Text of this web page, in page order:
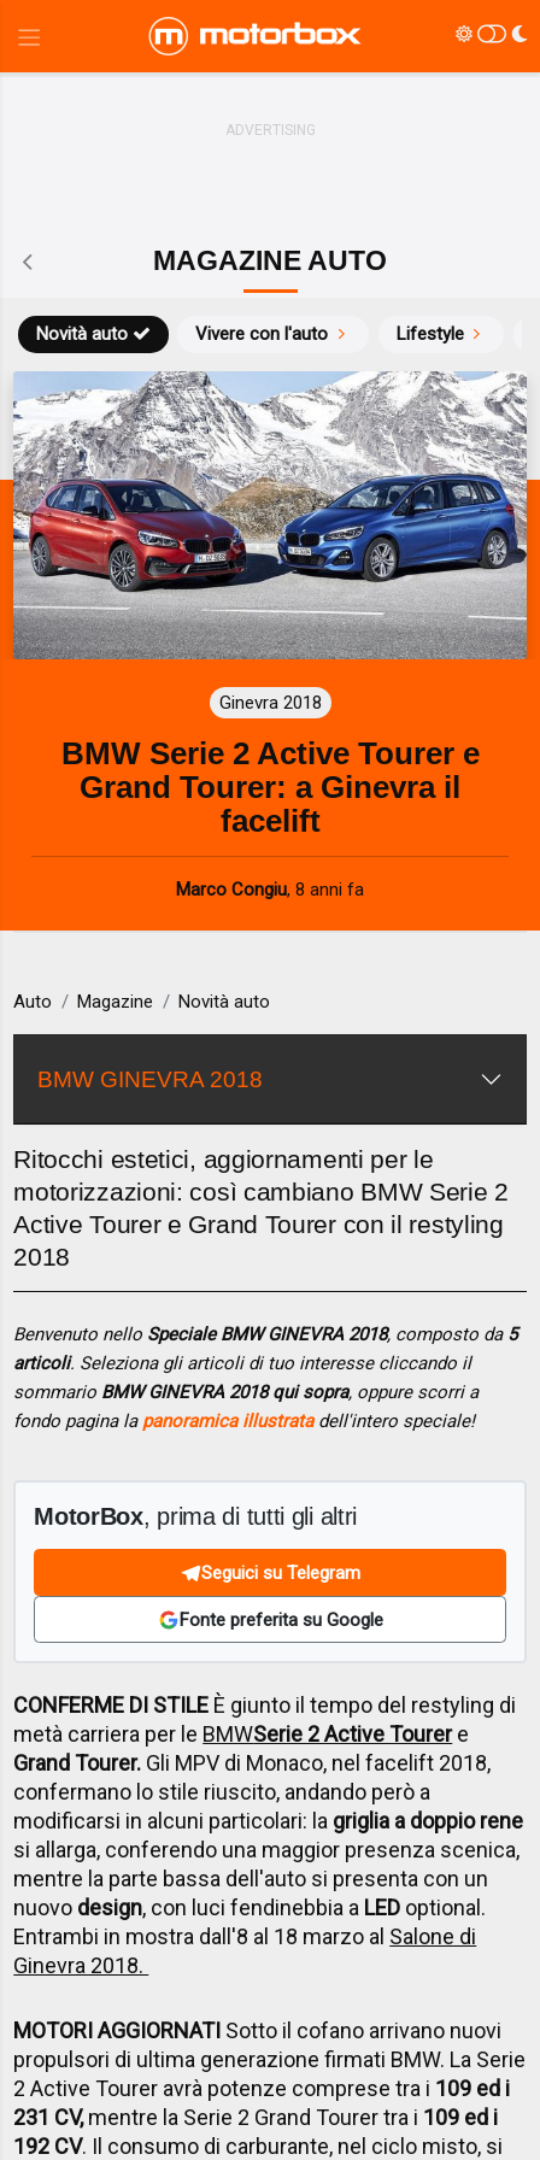
MAGAZINE AUTO
Novità auto Vivere con l'auto Lifestyle
Ginevra 2018
BMW Serie 2 Active Tourer e
Grand Tourer: a Ginevra il
facelift
Marco Congiu, 8 anni fa
Auto Magazine Novità auto
BMW GINEVRA 2018
Ritocchi estetici, aggiornamenti per le
motorizzazioni: così cambiano BMW Serie 2
Active Tourer e Grand Tourer con il restyling
2018
Benvenuto nello Speciale BMW GINEVRA 2018, composto da 5
articoli. Seleziona gli articoli di tuo interesse cliccando il
sommario BMW GINEVRA 2018 qui sopra, oppure scorri a
fondo pagina la panoramica illustratadell'intero speciale!
MotorBox, prima di tutti gli altri
Seguici su Telegram
Fonte preferita su Google
CONFERME DI STILE È giunto il tempo del restyling di
metà carriera per le BMWSerie 2 Active Tourere
Grand Tourer. Gli MPV di Monaco, nel facelift 2018,
confermano lo stile riuscito, andando però a
modificarsi in alcuni particolari: la griglia a doppio rene
si allarga, conferendo una maggior presenza scenica,
mentre la parte bassa dell'auto si presenta con un
nuovo design, con luci fendinebbia a LED optional.
Entrambi in mostra dall'8 al 18 marzo al Salone di
Ginevra 2018.
MOTORI AGGIORNATI Sotto il cofano arrivano nuovi
propulsori di ultima generazione firmati BMW. La Serie
2 Active Tourer avrà potenze comprese tra i 109 ed i
231 CV,mentre la Serie 2 Grand Tourer tra i 109 ed i
192 CV. Il consumo di carburante, nel ciclo misto, si